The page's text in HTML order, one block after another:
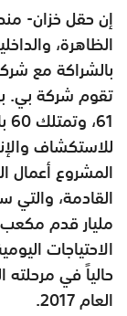
الظاهرة،
بالشراكة مع
تقوم شركة بي.
القادمة، والتي
مليار قدم
الاحتياجات
حالياً في مرحلته
العام 2017.